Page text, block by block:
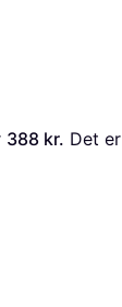
388 kr. Det